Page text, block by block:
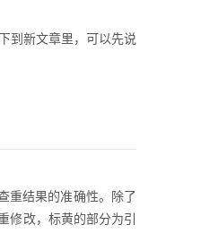
到新文章里，可以先说
重结果的准确性。除了
修改，标黄的部分为引